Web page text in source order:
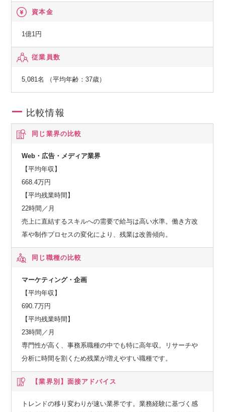
資本金
1億1円
従業員数
5,081名 （平均年齢：37歳）
比較情報
同じ業界の比較
Web・広告・メディア業界
【平均年収】
668.4万円
【平均残業時間】
22時間／月
売上に直結するスキルへの需要で給与は高い水準。働き方改
革や制作プロセスの変化により、残業は改善傾向。
同じ職種の比較
マーケティング・企画
【平均年収】
690.7万円
【平均残業時間】
23時間／月
専門性が高く、事務系職種の中でも特に高年収。リサーチや
分析に時間を割くため残業が増えやすい職種です。
【業界別】 面接アドバイス
トレンドの移り変わりが速い業界です。業務経験に基づく感